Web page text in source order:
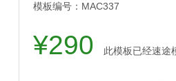
模板编号：MAC337
¥290 此模板已经速途